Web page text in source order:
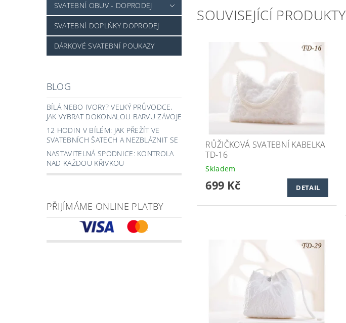
SVATEBNÍ OBUV - DOPRODEJ
SVATEBNÍ DOPLŇKY DOPRODEJ
DÁRKOVÉ SVATEBNÍ POUKAZY
BLOG
BÍLÁ NEBO IVORY? VELKÝ PRŮVODCE,
JAK VYBRAT DOKONALOU BARVU ZÁVOJE
12 HODIN V BÍLÉM: JAK PŘEŽÍT VE
SVATEBNÍCH ŠATECH A NEZBLÁZNIT SE
NASTAVITELNÁ SPODNICE: KONTROLA
NAD KAŽDOU KŘIVKOU
PŘIJÍMÁME ONLINE PLATBY
SOUVISEJÍCÍ PRODUKTY
RŮŽIČKOVÁ SVATEBNÍ KABELKA
TD-16
Skladem
699 Kč DETAIL